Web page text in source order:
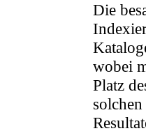
Die
wobei
Platz